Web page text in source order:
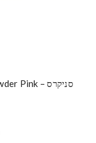
סניקרס – AUTRY Medalist Sneakers White/powder Pink